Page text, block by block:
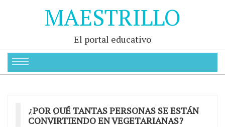
MAESTRILLO
El portal educativo
¿POR QUÉ TANTAS PERSONAS SE ESTÁN
CONVIRTIENDO EN VEGETARIANAS?